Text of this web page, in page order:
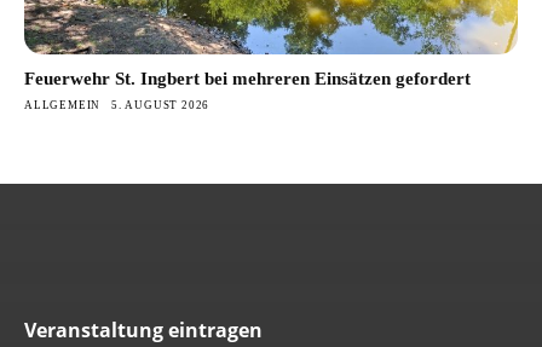
Feuerwehr St. Ingbert bei mehreren Einsätzen gefordert
ALLGEMEIN 5. AUGUST 2026
Veranstaltung eintragen